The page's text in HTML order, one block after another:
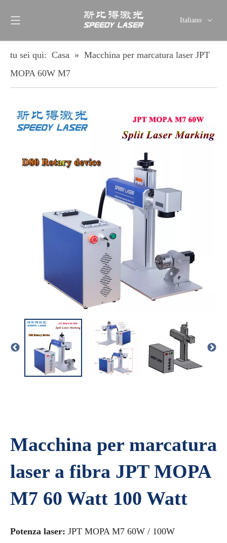
Italiano
简体中文
Deutsch
ไทย
tu sei qui: Casa » Macchina per marcatura laser JPT
MOPA 60W M7
Macchina per marcatura
laser a fibra JPT MOPA
M7 60 Watt 100 Watt
Potenza laser: JPT MOPA M7 60W / 100W